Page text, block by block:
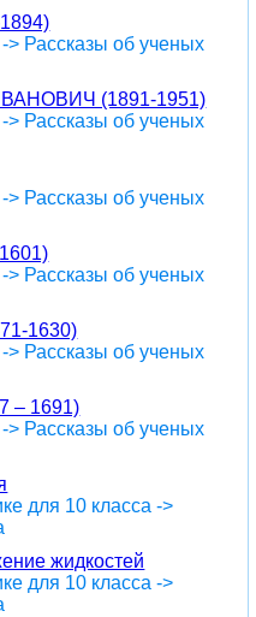
> Рассказы об ученых
(1891-1951)
> Рассказы об ученых
> Рассказы об ученых
> Рассказы об ученых
1630)
> Рассказы об ученых
– 1691)
> Рассказы об ученых
для 10 класса ->
жидкостей
для 10 класса ->